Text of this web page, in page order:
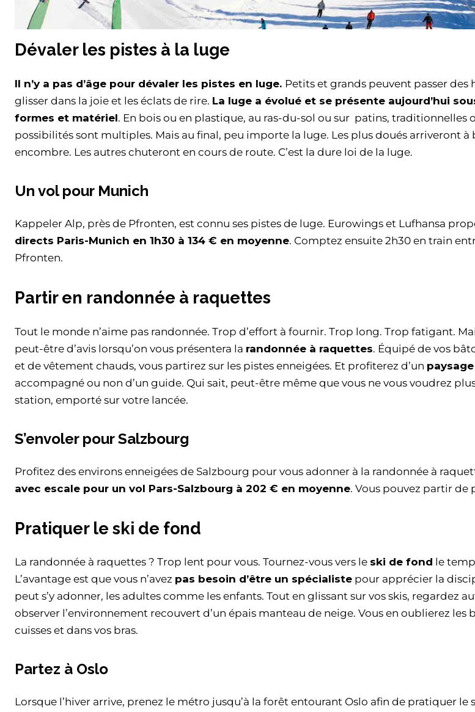
Dévaler les pistes à la luge
Il n’y a pas d’âge pour dévaler les pistes en luge. Petits et grands peuvent passer des
glisser dans la joie et les éclats de rire. La luge a évolué et se présente aujourd’hui
formes et matériel. En bois ou en plastique, au ras-du-sol ou sur patins, traditionnelles
possibilités sont multiples. Mais au final, peu importe la luge. Les plus doués arriveront à
encombre. Les autres chuteront en cours de route. C’est la dure loi de la luge.
Un vol pour Munich
Kappeler Alp, près de Pfronten, est connu ses pistes de luge. Eurowings et Lufhansa
directs Paris-Munich en 1h30 à 134 € en moyenne. Comptez ensuite 2h30 en train
Pfronten.
Partir en randonnée à raquettes
Tout le monde n’aime pas randonnée. Trop d’effort à fournir. Trop long. Trop fatigant.
peut-être d’avis lorsqu’on vous présentera la randonnée à raquettes. Équipé de vos
et de vêtement chauds, vous partirez sur les pistes enneigées. Et profiterez d’un
accompagné ou non d’un guide. Qui sait, peut-être même que vous ne vous voudrez
station, emporté sur votre lancée.
S’envoler pour Salzbourg
Profitez des environs enneigées de Salzbourg pour vous adonner à la randonnée à
avec escale pour un vol Pars-Salzbourg à 202 € en moyenne. Vous pouvez partir de
Pratiquer le ski de fond
La randonnée à raquettes ? Trop lent pour vous. Tournez-vous vers le ski de fond le
L’avantage est que vous n’avez pas besoin d’être un spécialiste pour apprécier la
peut s’y adonner, les adultes comme les enfants. Tout en glissant sur vos skis, regardez
observer l’environnement recouvert d’un épais manteau de neige. Vous en oublierez les
cuisses et dans vos bras.
Partez à Oslo
Lorsque l’hiver arrive, prenez le métro jusqu’à la forêt entourant Oslo afin de pratiquer le